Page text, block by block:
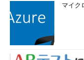
マイク